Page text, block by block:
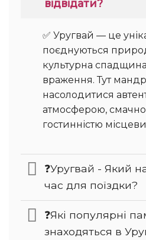
відвідати?
✅ Уругвай — це унікальне місце, де
поєднуються
культурна спадщина
враження. Тут
насолодитися
атмосферою,
гостинністю
❓Уругвай - Який
час для поїздки?
❓Які популярні
знаходяться в